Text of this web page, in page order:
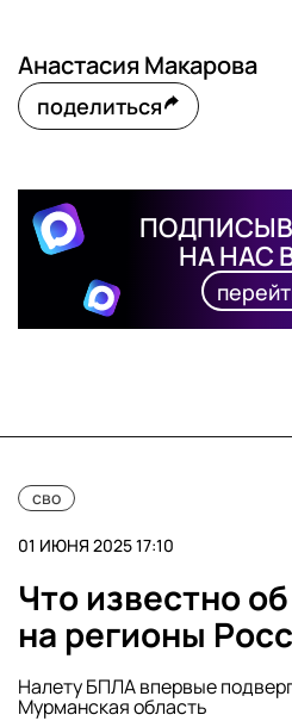
Анастасия Макарова
поделиться
НА НАС
сво
01 ИЮНЯ 2025 17:10
Что известно
на регионы
Налету БПЛА впервые
Мурманская область